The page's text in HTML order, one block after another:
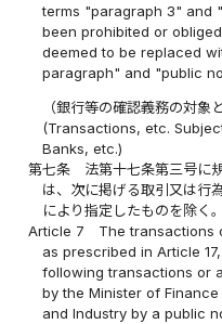
terms "paragraph 3" and
been prohibited or
deemed to be replaced
paragraph" and "public
（銀行等の確認義務の対象
(Transactions, etc.
Banks, etc.)
第七条
法第十七条第三号に
は、次に掲げる取引又は行
により指定したものを除く
Article 7
The transactions
as prescribed in Article
following transactions or
by the Minister of
and Industry by a public